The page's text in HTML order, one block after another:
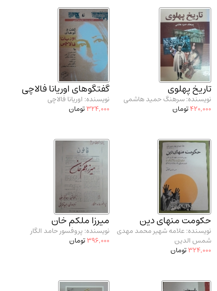
تاریخ پهلوی
نویسنده: سرهنگ حمید هاشمی
420,000تومان
گفتگوهای اوریانا فالاچی
نویسنده: اوریانا فالاچی
324,000تومان
حکومت منهای دین
نویسنده: علامه شهیر محمد مهدی
شمس الدین
324,000تومان
میرزا ملکم خان
نویسنده: پروفسور حامد الگار
396,000تومان